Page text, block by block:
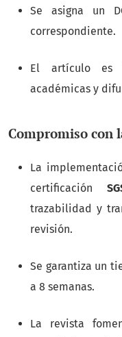
Se asigna un
correspondiente.
El artículo es
académicas y
Compromiso con
La
certificación
trazabilidad y
revisión.
Se garantiza un
a 8 semanas.
La revista